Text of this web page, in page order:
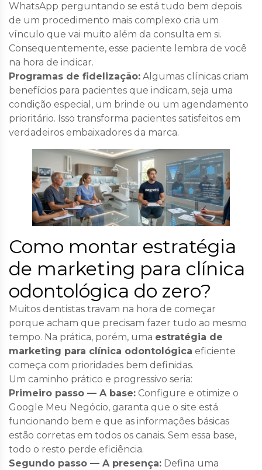
WhatsApp perguntando se está tudo bem depois
de um procedimento mais complexo cria um
vínculo que vai muito além da consulta em si.
Consequentemente, esse paciente lembra de você
na hora de indicar.
Programas de fidelização: Algumas clínicas criam
benefícios para pacientes que indicam, seja uma
condição especial, um brinde ou um agendamento
prioritário. Isso transforma pacientes satisfeitos em
verdadeiros embaixadores da marca.
Como montar estratégia
de marketing para clínica
odontológica do zero?
Muitos dentistas travam na hora de começar
porque acham que precisam fazer tudo ao mesmo
tempo. Na prática, porém, uma estratégia de
marketing para clínica odontológica eficiente
começa com prioridades bem definidas.
Um caminho prático e progressivo seria:
Primeiro passo — A base: Configure e otimize o
Google Meu Negócio, garanta que o site está
funcionando bem e que as informações básicas
estão corretas em todos os canais. Sem essa base,
todo o resto perde eficiência.
Segundo passo — A presença: Defina uma